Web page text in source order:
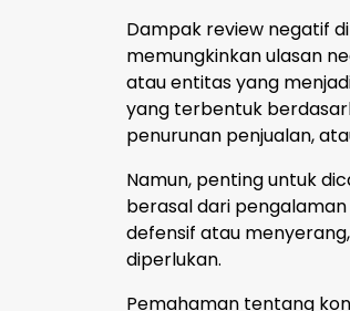
Dampak review negatif
memungkinkan ulasan
atau entitas yang
yang terbentuk
penurunan penjualan,
Namun, penting untuk
berasal dari
defensif atau
diperlukan.
Pemahaman tentang